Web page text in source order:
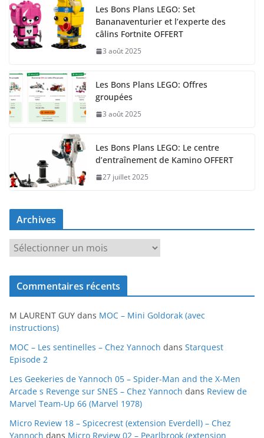
Les Bons Plans LEGO: Set
Bananaventurier et l’experte des
câlins Fortnite OFFERT
3 août 2025
Les Bons Plans LEGO: Offres
groupées
3 août 2025
Les Bons Plans LEGO: Le centre
d’entraînement de Kamino OFFERT
27 juillet 2025
Archives
c
v
e
s
Commentaires récents
M LAURENT GUY dans MOC – Mini Goldorak (avec
instructions)
MOC – Les sentinelles – Chez Yannoch dans Starquest
Episode 2
Les Geekeries de Yannoch 05 – Spider-Man and the X-Men
Arcade s Revenge sur SNES – Chez Yannoch dans Review de
Marvel Team-Up 66 (Marvel 1978)
Micro Review 18 – Spicecrest (extension Everdell) – Chez
Yannoch dans Micro Review 02 – Pearlbrook (extension